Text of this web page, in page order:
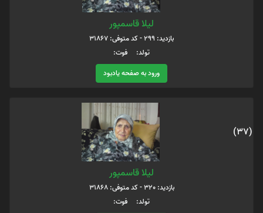
لیلا قاسمپور
بازدید: 299 - کد متوفی: 31867
تولد: فوت:
ورود به صفحه یادبود
(37)
لیلا قاسمپور
بازدید: 320 - کد متوفی: 31868
تولد: فوت: